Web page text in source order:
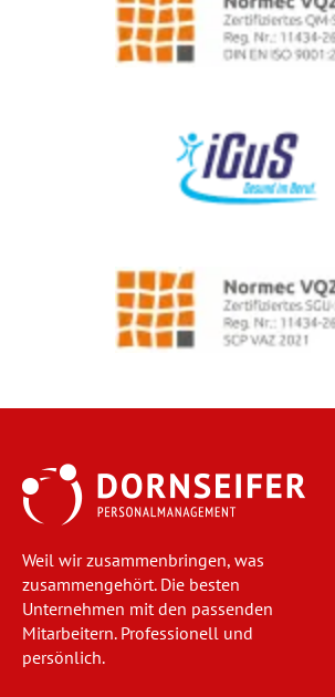
Weil wir zusammenbringen, was
zusammengehört. Die besten
Unternehmen mit den passenden
Mitarbeitern. Professionell und
persönlich.